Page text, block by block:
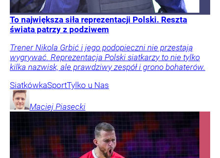
To największa siła reprezentacji Polski. Reszta
świata patrzy z podziwem
Trener Nikola Grbić i jego podopieczni nie przestają
wygrywać. Reprezentacja Polski siatkarzy to nie tylko
kilka nazwisk, ale prawdziwy zespół i grono bohaterów.
SiatkówkaSportTylko u Nas
Maciej Piasecki